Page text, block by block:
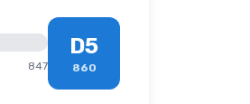
847
D5
860